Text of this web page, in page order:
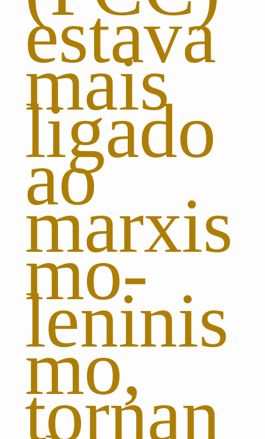
estava
mais
ligado
ao
marxis
mo-
leninis
mo,
tornan